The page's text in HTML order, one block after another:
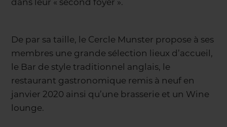
dans leur « second foyer ».
De par sa taille, le Cercle Munster propose à ses
membres une grande sélection lieux d’accueil,
le Bar de style traditionnel anglais, le
restaurant gastronomique remis à neuf en
janvier 2020 ainsi qu’une brasserie et un Wine
lounge.